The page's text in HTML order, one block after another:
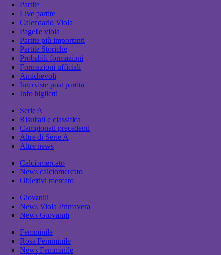
Partite
Live partite
Calendario Viola
Pagelle viola
Partite più importanti
Partite Storiche
Probabili formazioni
Formazioni ufficiali
Amichevoli
Interviste post partita
Info biglietti
Serie A
Risultati e classifica
Campionati precedenti
Altre di Serie A
Altre news
Calciomercato
News calciomercato
Obiettivi mercato
Giovanili
News Viola Primavera
News Giovanili
Femminile
Rosa Femminile
News Femminile